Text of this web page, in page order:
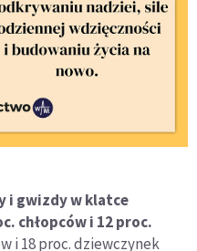
i gwizdy w klatce
chłopców i 12 proc.
i 18 proc. dziewczynek